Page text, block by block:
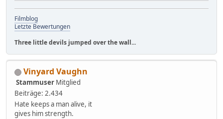
Filmblog
Letzte Bewertungen
Three little devils jumped over the wall...
Vinyard Vaughn
Stammuser Mitglied
Beiträge: 2.434
Hate keeps a man alive, it
gives him strength.